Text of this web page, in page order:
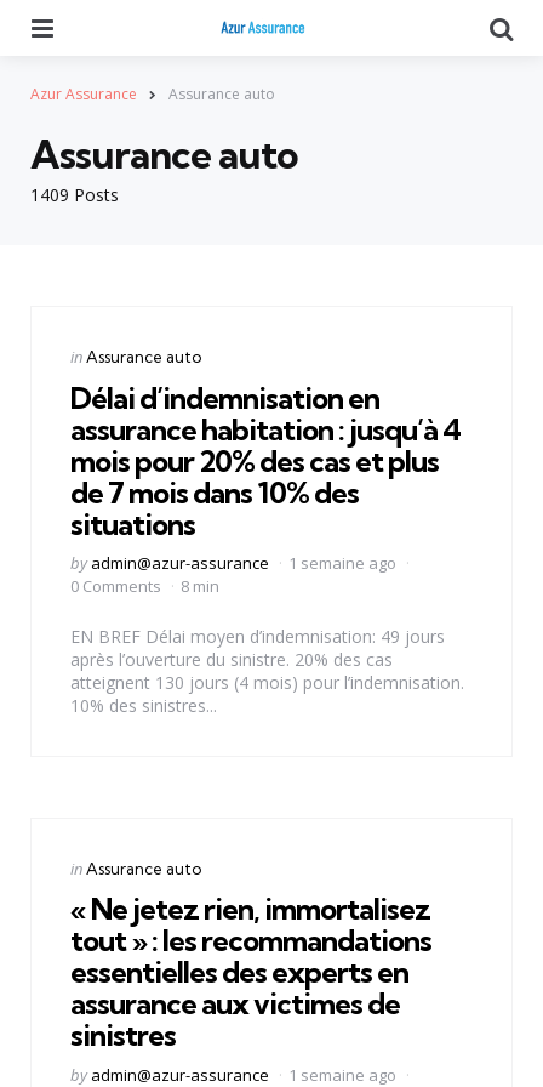
Azur Assurance Assurance auto
1409 Posts
Assurance auto
Categories
Posted
inAssurance auto
Délai d’indemnisation en
assurance habitation : jusqu’à 4
mois pour 20% des cas et plus
de 7 mois dans 10% des
situations
Posted
by
by admin@azur-assurance
1 semaine ago
0 Comments
8 min
EN BREF Délai moyen d’indemnisation: 49 jours
après l’ouverture du sinistre. 20% des cas
atteignent 130 jours (4 mois) pour l’indemnisation.
10% des sinistres...
Categories
Posted
inAssurance auto
« Ne jetez rien, immortalisez
tout » : les recommandations
essentielles des experts en
assurance aux victimes de
sinistres
Posted
by admin@azur-assurance
1 semaine ago